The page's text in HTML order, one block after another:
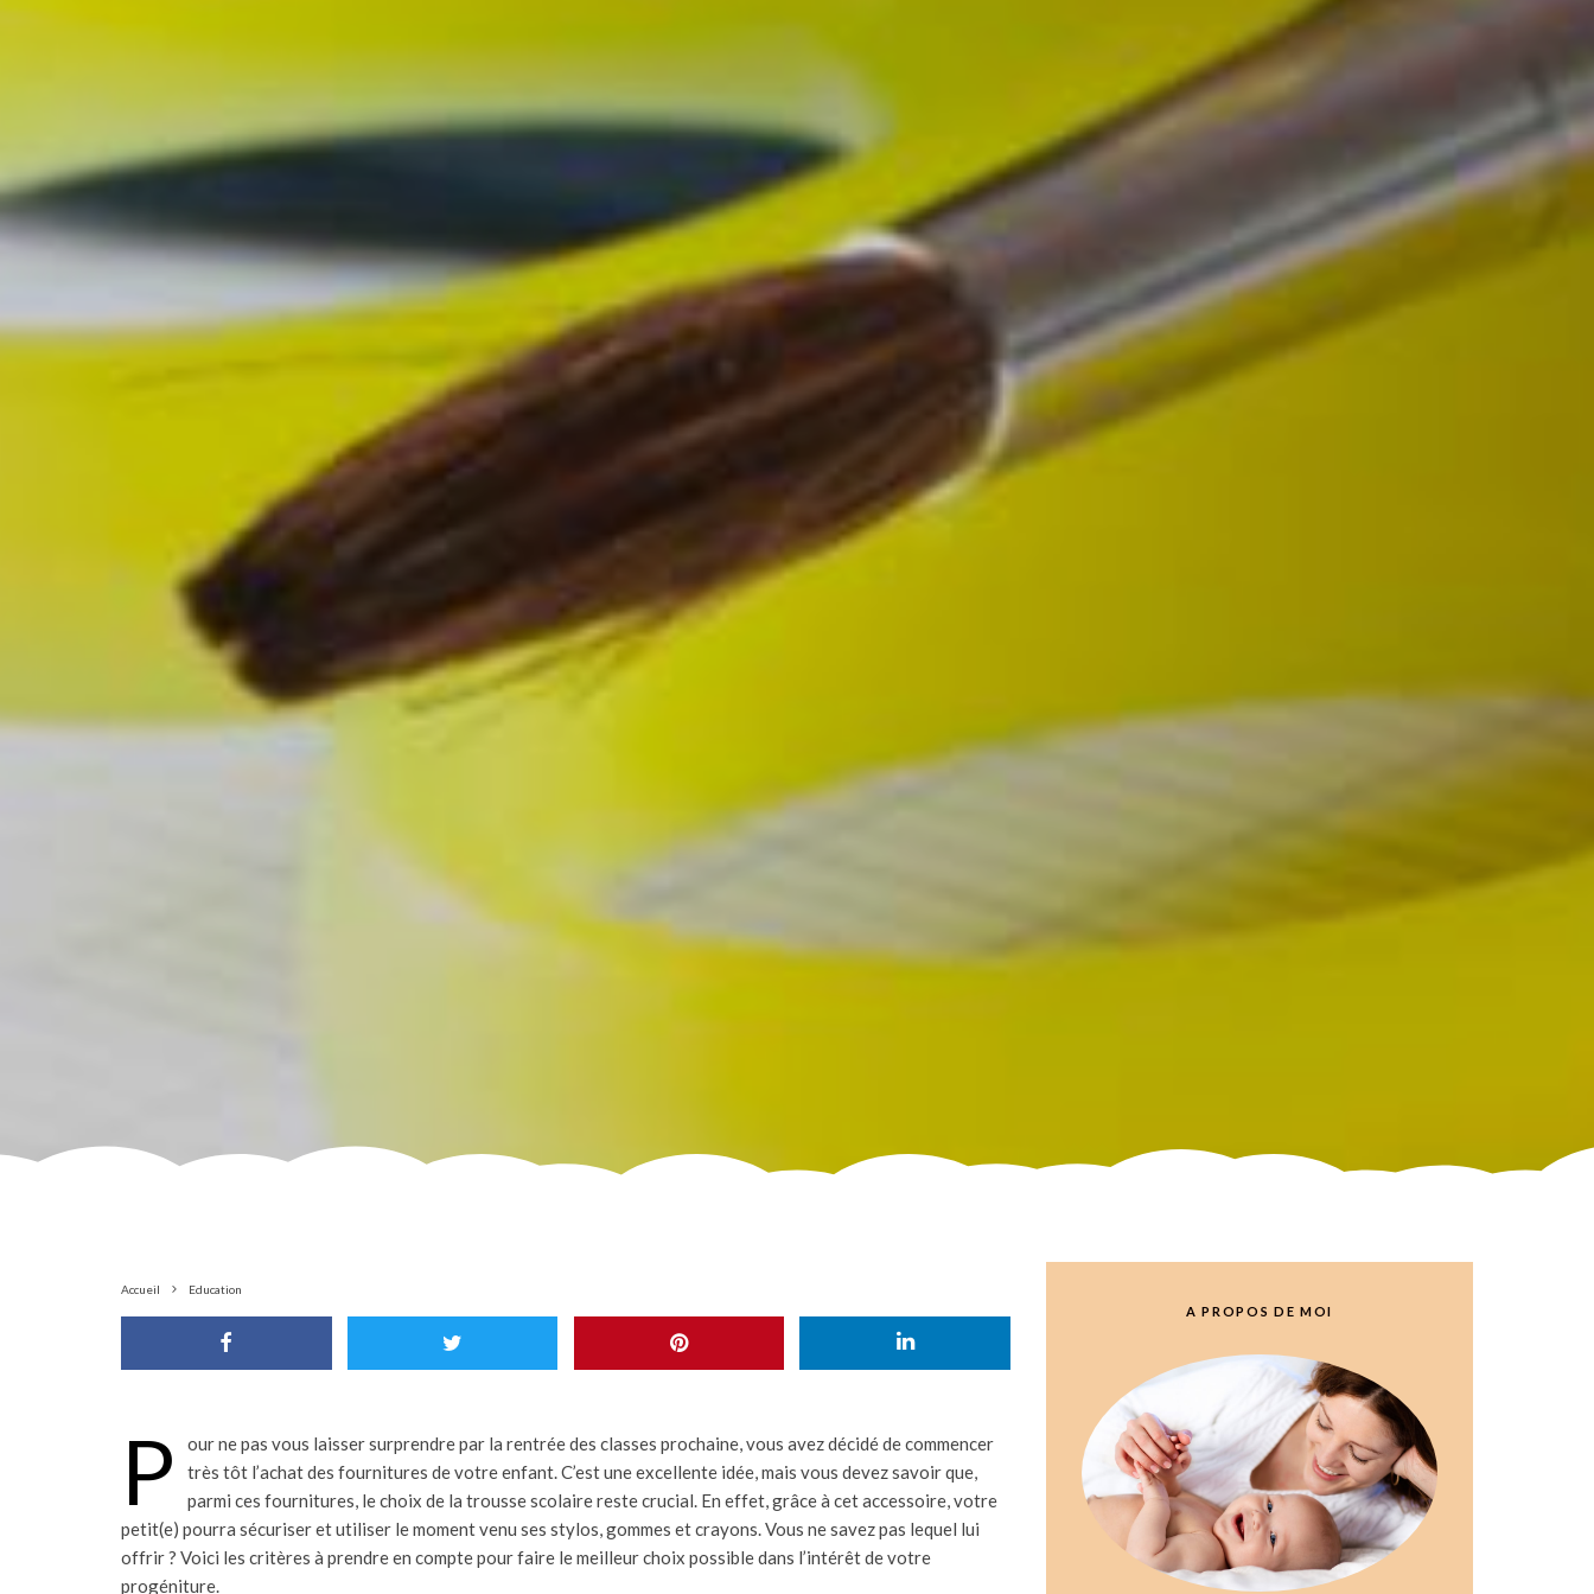
Accueil Education
P
our ne pas vous laisser surprendre par la rentrée des classes prochaine, vous avez décidé de commencer
très tôt l’achat des fournitures de votre enfant. C’est une excellente idée, mais vous devez savoir que,
parmi ces fournitures, le choix de la trousse scolaire reste crucial. En effet, grâce à cet accessoire, votre
petit(e) pourra sécuriser et utiliser le moment venu ses stylos, gommes et crayons. Vous ne savez pas lequel lui
offrir ? Voici les critères à prendre en compte pour faire le meilleur choix possible dans l’intérêt de votre
progéniture.
A PROPOS DE MOI